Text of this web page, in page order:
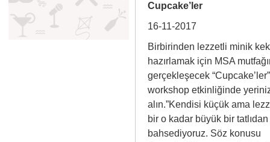
Cupcake’ler
16-11-2017
Birbirinden lezzetli minik
hazırlamak için MSA
gerçekleşecek “Cupcake’ler”
workshop etkinliğinde
alın.”Kendisi küçük ama
bir o kadar büyük bir tatlıdan
bahsediyoruz. Söz konusu